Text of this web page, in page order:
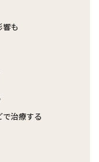
響も
で治療する